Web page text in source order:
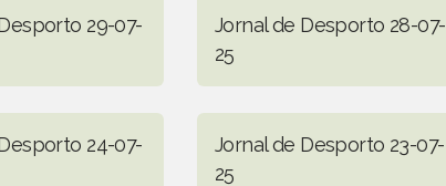
29-07-
Jornal de Desporto 28-07-
25
24-07-
Jornal de Desporto 23-07-
25